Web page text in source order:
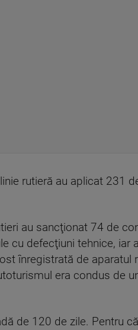
rutieră au aplicat 231
au sancţionat 74 de
cu defecţiuni tehnice, iar
înregistrată de aparatul
era condus de
de 120 de zile. Pentru